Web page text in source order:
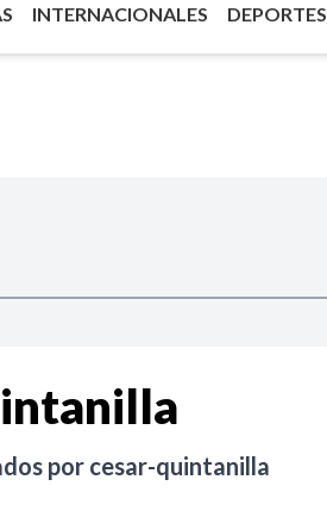
INTERNACIONALES DEPORTES
por cesar-quintanilla